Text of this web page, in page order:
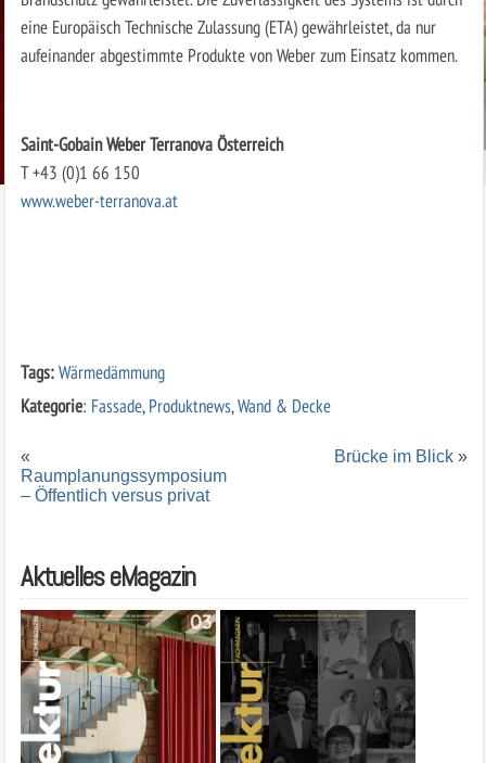
eine Europäisch Technische Zulassung (ETA) gewährleistet, da nur
aufeinander abgestimmte Produkte von Weber zum Einsatz kommen.
Saint-Gobain Weber Terranova Österreich
T +43 (0)1 66 150
www.weber-terranova.at
Tags:Wärmedämmung
Kategorie: Fassade,Produktnews,Wand & Decke
«
Raumplanungssymposium
– Öffentlich versus privat
Brücke im Blick »
Aktuelles eMagazin